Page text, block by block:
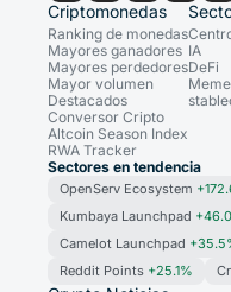
Criptomonedas
Ranking de monedas
Mayores ganadores
Mayores perdedores
Mayor volumen
Destacados
Conversor Cripto
Altcoin Season Index
RWA Tracker
IA
DeFi
Sectores en tendencia
OpenServ Ecosystem
Kumbaya Launchpad
Camelot Launchpad
Reddit Points +25.1%